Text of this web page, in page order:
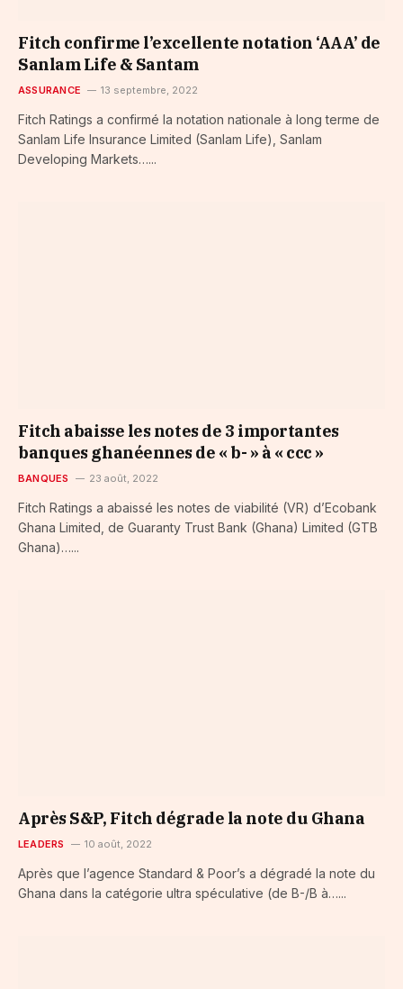
Fitch confirme l’excellente notation ‘AAA’ de
Sanlam Life & Santam
ASSURANCE 13 septembre, 2022
Fitch Ratings a confirmé la notation nationale à long terme de
Sanlam Life Insurance Limited (Sanlam Life), Sanlam
Developing Markets…...
Fitch abaisse les notes de 3 importantes
banques ghanéennes de « b- » à « ccc »
BANQUES 23 août, 2022
Fitch Ratings a abaissé les notes de viabilité (VR) d’Ecobank
Ghana Limited, de Guaranty Trust Bank (Ghana) Limited (GTB
Ghana)…...
Après S&P, Fitch dégrade la note du Ghana
LEADERS 10 août, 2022
Après que l’agence Standard & Poor’s a dégradé la note du
Ghana dans la catégorie ultra spéculative (de B-/B à…...